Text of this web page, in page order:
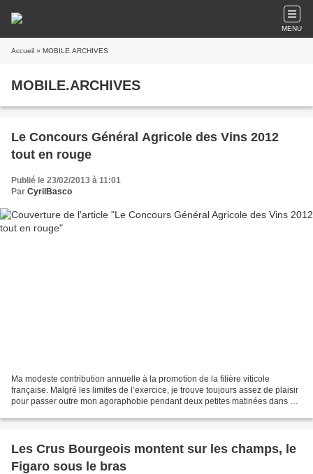
MENU
Accueil » MOBILE.ARCHIVES
MOBILE.ARCHIVES
Le Concours Général Agricole des Vins 2012
tout en rouge
Publié le 23/02/2013 à 11:01
Par CyrilBasco
Ma modeste contribution annuelle à la promotion de la filière viticole
française. Malgré les limites de l’exercice, je trouve toujours assez de plaisir
pour passer outre mon agoraphobie pendant deux petites matinées dans un
Les Crus Bourgeois montent sur les champs, le
Figaro sous le bras